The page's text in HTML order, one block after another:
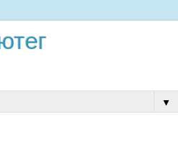
▼